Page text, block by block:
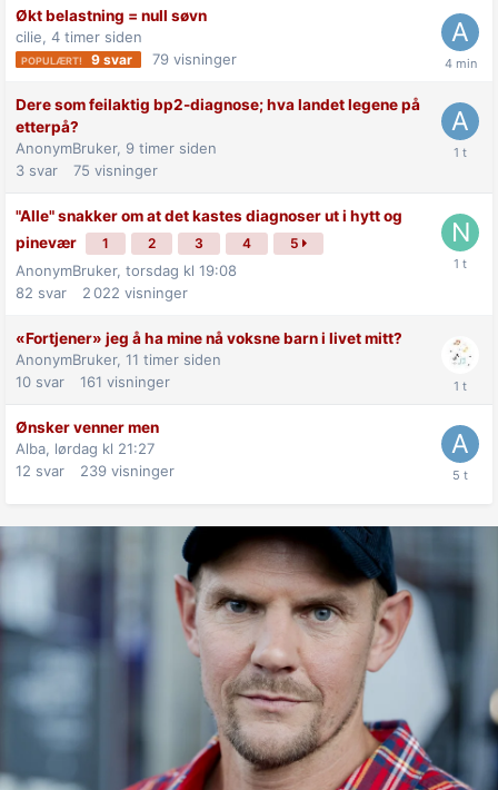
Økt belastning = null søvn
cilie, 4 timer siden
9 svar 79 visninger
Dere som feilaktig bp2-diagnose; hva landet legene på
etterpå?
AnonymBruker, 9 timer siden
3 svar 75 visninger
"Alle" snakker om at det kastes diagnoser ut i hytt og
pinevær
1 2 3 4 5
AnonymBruker, torsdag kl 19:08
82 svar 2 022 visninger
«Fortjener» jeg å ha mine nå voksne barn i livet mitt?
AnonymBruker, 11 timer siden
10 svar 161 visninger
Ønsker venner men
Alba, lørdag kl 21:27
12 svar 239 visninger